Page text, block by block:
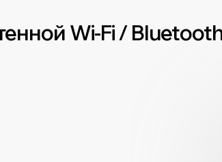
Wi-Fi /